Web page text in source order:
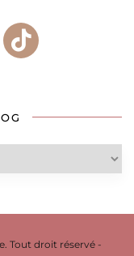
tiktok
Tout droit réservé -